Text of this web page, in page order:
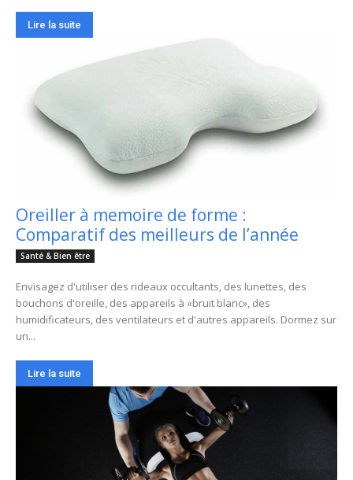
Lire la suite
Oreiller à memoire de forme :
Comparatif des meilleurs de l’année
Santé & Bien être
Envisagez d'utiliser des rideaux occultants, des lunettes, des
bouchons d'oreille, des appareils à «bruit blanc», des
humidificateurs, des ventilateurs et d'autres appareils. Dormez sur
un...
Lire la suite